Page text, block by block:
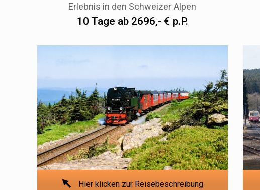
Erlebnis in den Schweizer Alpen
10 Tage ab 2696,- € p.P.
Hier klicken zur Reisebeschreibung